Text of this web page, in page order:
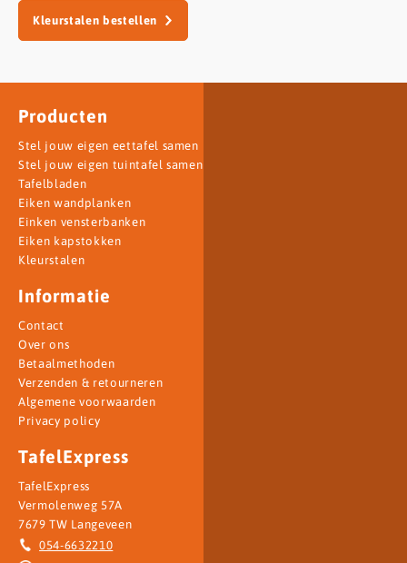
Kleurstalen bestellen
Producten
Stel jouw eigen eettafel samen
Stel jouw eigen tuintafel samen
Tafelbladen
Eiken wandplanken
Einken vensterbanken
Eiken kapstokken
Kleurstalen
Informatie
Contact
Over ons
Betaalmethoden
Verzenden & retourneren
Algemene voorwaarden
Privacy policy
TafelExpress
TafelExpress
Vermolenweg 57A
7679 TW Langeveen
054-6632210